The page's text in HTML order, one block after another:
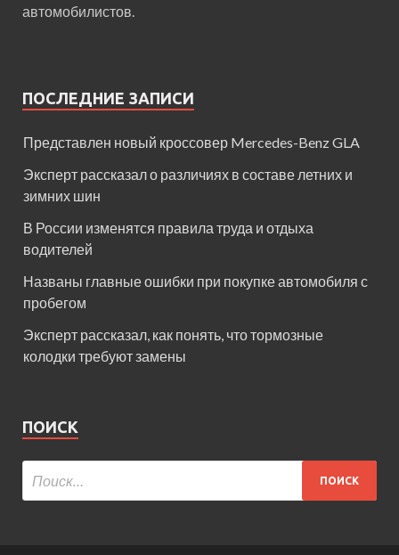
автомобилистов.
ПОСЛЕДНИЕ ЗАПИСИ
Представлен новый кроссовер Mercedes-Benz GLA
Эксперт рассказал о различиях в составе летних и
зимних шин
В России изменятся правила труда и отдыха
водителей
Названы главные ошибки при покупке автомобиля с
пробегом
Эксперт рассказал, как понять, что тормозные
колодки требуют замены
ПОИСК